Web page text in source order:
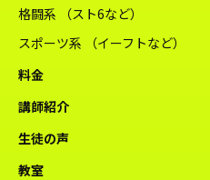
格闘系 （スト6など）
スポーツ系 （イーフトなど）
料金
講師紹介
生徒の声
教室